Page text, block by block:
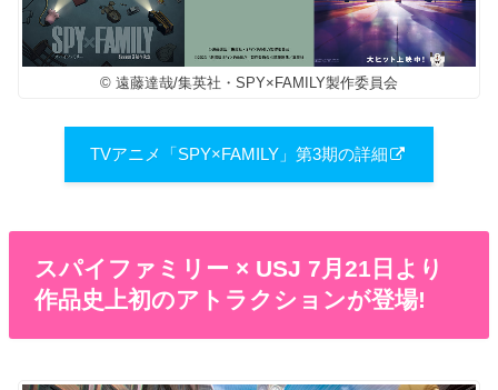
© 遠藤達哉/集英社・SPY×FAMILY製作委員会
TVアニメ「SPY×FAMILY」第3期の詳細
スパイファミリー × USJ 7月21日より
作品史上初のアトラクションが登場!